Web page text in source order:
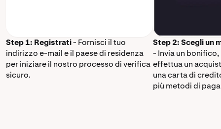
Step 1: Registrati- Fornisci il tuo
indirizzo e-mail e il paese di residenza
per iniziare il nostro processo di verifica
sicuro.
Step 2: Scegli un
- Invia un bonifico,
effettua un
una carta di
più metodi di